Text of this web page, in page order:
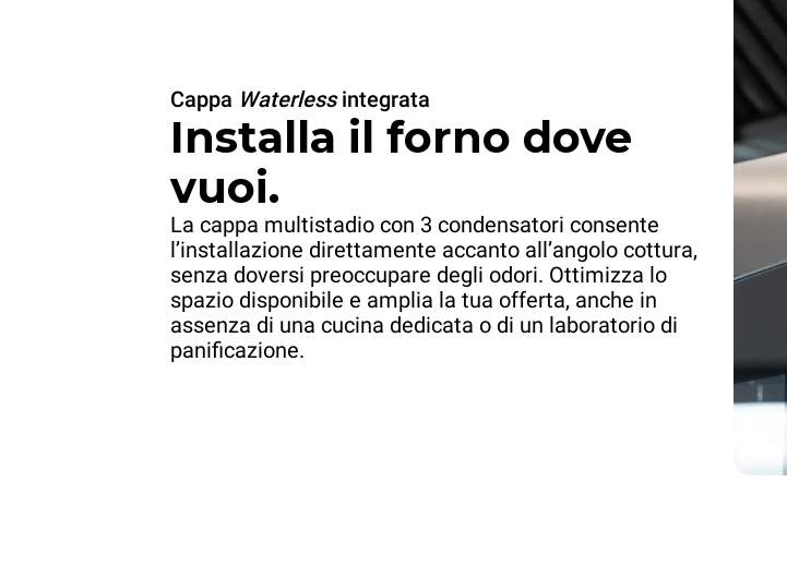
XETYC-12EU-DB
Carrello QUICK.Load
6+6 teglie
con porte
Blocco teglie dal lato forno
XETYC-12EU-DF
Carrello QUICK.Load
Blocco teglie dal lato operatore
Cappa Waterlessintegrata
Installa il forno dove
vuoi.
La cappa multistadio con 3 condensatori consente
l’installazione direttamente accanto all’angolo cottura,
senza doversi preoccupare degli odori. Ottimizza lo
spazio disponibile e amplia la tua offerta, anche in
assenza di una cucina dedicata o di un laboratorio di
panificazione.